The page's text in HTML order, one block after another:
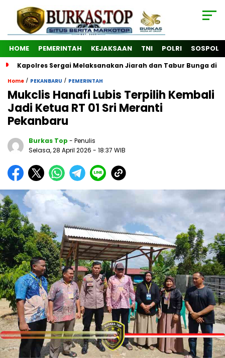
HOME PEMERINTAH KEJAKSAAN TNI POLRI SOSPOL
Kapolres Sergai Melaksanakan Jiarah dan Tabur Bunga di
Home / PEKANBARU / PEMERINTAH
Mukclis Hanafi Lubis Terpilih Kembali
Jadi Ketua RT 01 Sri Meranti
Pekanbaru
Burkas Top - Penulis
Selasa, 28 April 2026 - 18:37 WIB